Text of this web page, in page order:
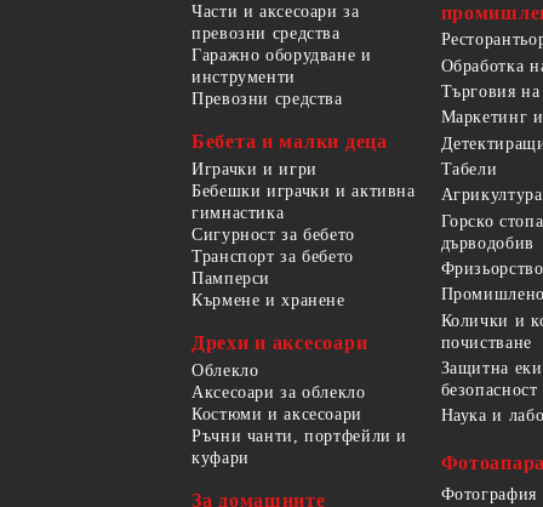
Части и аксесоари за
превозни средства
Гаражно оборудване и
инструменти
Превозни средства
Бебета и малки деца
Играчки и игри
Бебешки играчки и активна
гимнастика
Сигурност за бебето
Транспорт за бебето
Памперси
Кърмене и хранене
Дрехи и аксесоари
Облекло
Аксесоари за облекло
Костюми и аксесоари
Ръчни чанти, портфейли и
куфари
За домашните
Обработка
Търговия
Маркетинг
Табели
Агрикултура
Горско
дърводобив
Колички и
почистване
Защитна
Наука и
Фотография